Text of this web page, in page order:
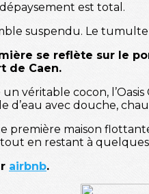
dépaysement est total.
suspendu. Le
se reflète sur le
de Caen.
un véritable cocon,
d’eau avec douche,
première maison
en restant à
airbnb.